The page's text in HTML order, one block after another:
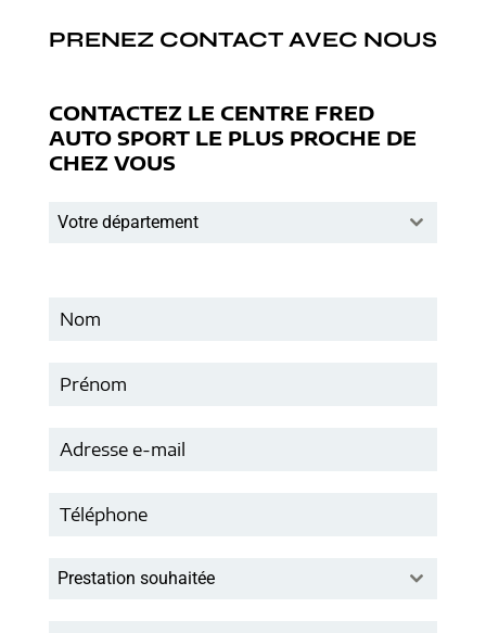
PRENEZ CONTACT AVEC NOUS
CONTACTEZ LE CENTRE FRED
AUTO SPORT LE PLUS PROCHE DE
CHEZ VOUS
Votre département
Prestation souhaitée